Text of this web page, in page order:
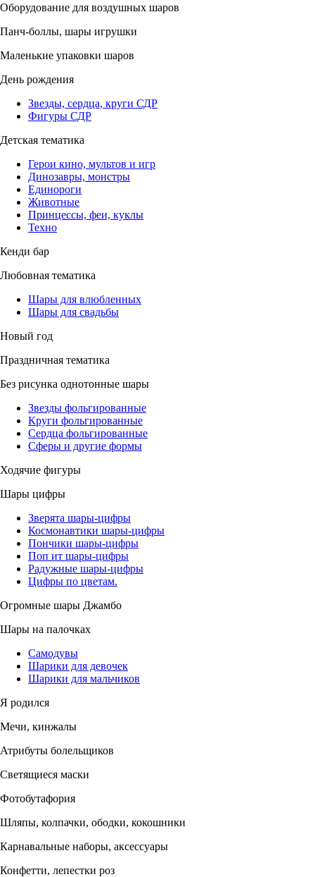
Оборудование для воздушных шаров
Панч-боллы, шары игрушки
Маленькие упаковки шаров
День рождения
Звезды, сердца, круги СДР
Фигуры СДР
Детская тематика
Герои кино, мультов и игр
Динозавры, монстры
Единороги
Животные
Принцессы, феи, куклы
Техно
Кенди бар
Любовная тематика
Шары для влюбленных
Шары для свадьбы
Новый год
Праздничная тематика
Без рисунка однотонные шары
Звезды фольгированные
Круги фольгированные
Сердца фольгированные
Сферы и другие формы
Ходячие фигуры
Шары цифры
Зверята шары-цифры
Космонавтики шары-цифры
Пончики шары-цифры
Поп ит шары-цифры
Радужные шары-цифры
Цифры по цветам.
Огромные шары Джамбо
Шары на палочках
Самодувы
Шарики для девочек
Шарики для мальчиков
Я родился
Мечи, кинжалы
Атрибуты болельщиков
Светящиеся маски
Фотобутафория
Шляпы, колпачки, ободки, кокошники
Карнавальные наборы, аксессуары
Конфетти, лепестки роз